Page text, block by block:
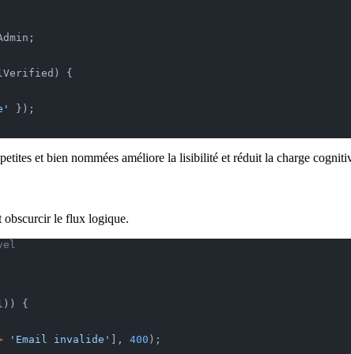
{
});
et bien nommées améliore la lisibilité et réduit la charge
obscurcir le flux logique.
{
'Email invalide' ], 400 );